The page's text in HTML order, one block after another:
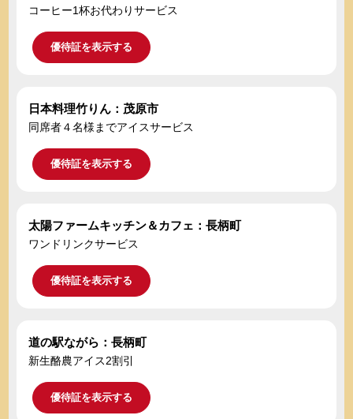
コーヒー1杯お代わりサービス
優待証を表示する
日本料理竹りん：茂原市
同席者４名様までアイスサービス
優待証を表示する
太陽ファームキッチン＆カフェ：長柄町
ワンドリンクサービス
優待証を表示する
道の駅ながら：長柄町
新生酪農アイス2割引
優待証を表示する